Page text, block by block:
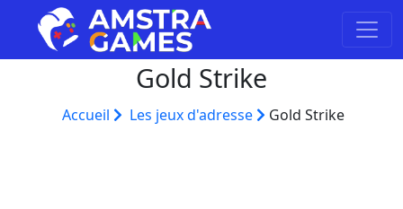
Gold Strike
Accueil Les jeux d'adresse Gold Strike